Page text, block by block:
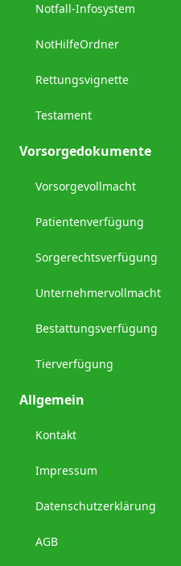
Notfall-Infosystem
NotHilfeOrdner
Rettungsvignette
Testament
Vorsorgedokumente
Vorsorgevollmacht
Patientenverfügung
Sorgerechtsverfügung
Unternehmervollmacht
Bestattungsverfügung
Tierverfügung
Allgemein
Kontakt
Impressum
Datenschutzerklärung
AGB